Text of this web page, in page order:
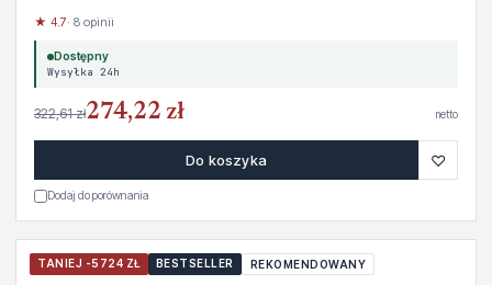
★ 4.7· 8 opinii
Dostępny
Wysyłka 24h
322,61 zł274,22 zł netto
Do koszyka ♡
Dodaj do porównania
TANIEJ -5724 ZŁ BESTSELLER REKOMENDOWANY